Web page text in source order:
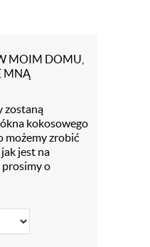
MOIM DOMU,
MNĄ
zostaną
kokosowego
możemy zrobić
jest na
prosimy o